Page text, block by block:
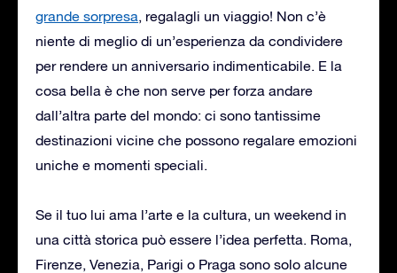
grande sorpresa, regalagli un viaggio! Non c’è
niente di meglio di un’esperienza da condividere
per rendere un anniversario indimenticabile. E la
cosa bella è che non serve per forza andare
dall’altra parte del mondo: ci sono tantissime
destinazioni vicine che possono regalare emozioni
uniche e momenti speciali.
Se il tuo lui ama l’arte e la cultura, un weekend in
una città storica può essere l’idea perfetta. Roma,
Firenze, Venezia, Parigi o Praga sono solo alcune